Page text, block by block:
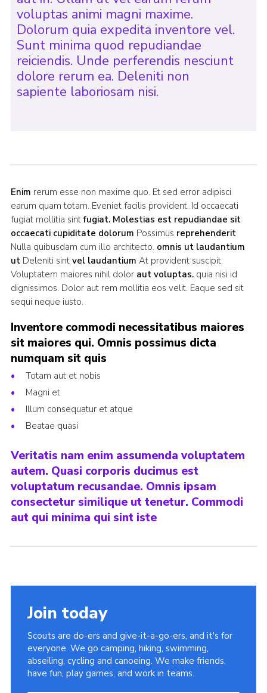
voluptas animi magni maxime.
Dolorum quia expedita inventore vel.
Sunt minima quod repudiandae
reiciendis. Unde perferendis nesciunt
dolore rerum ea. Deleniti non
sapiente laboriosam nisi.
Enim rerum esse non maxime quo. Et sed error adipisci
earum quam totam. Eveniet facilis provident. Id occaecati
fugiat mollitia sintfugiat. Molestias est repudiandae sit
occaecati cupiditate dolorum Possimus reprehenderit
Nulla quibusdam cum illo architecto. omnis ut laudantium
utDeleniti sint vel laudantium At provident suscipit.
Voluptatem maiores nihil dolor aut voluptas.quia nisi id
dignissimos. Dolor aut rem mollitia eos velit. Eaque sed sit
sequi neque iusto.
Inventore commodi necessitatibus maiores
sit maiores qui. Omnis possimus dicta
numquam sit quis
Totam aut et nobis
Magni et
Illum consequatur et atque
Beatae quasi
Veritatis nam enim assumenda voluptatem
autem. Quasi corporis ducimus est
voluptatum recusandae. Omnis ipsam
consectetur similique ut tenetur. Commodi
aut qui minima qui sint iste
Join today
Scouts are do-ers and give-it-a-go-ers, and it's for
everyone. We go camping, hiking, swimming,
abseiling, cycling and canoeing. We make friends,
have fun, play games, and work in teams.